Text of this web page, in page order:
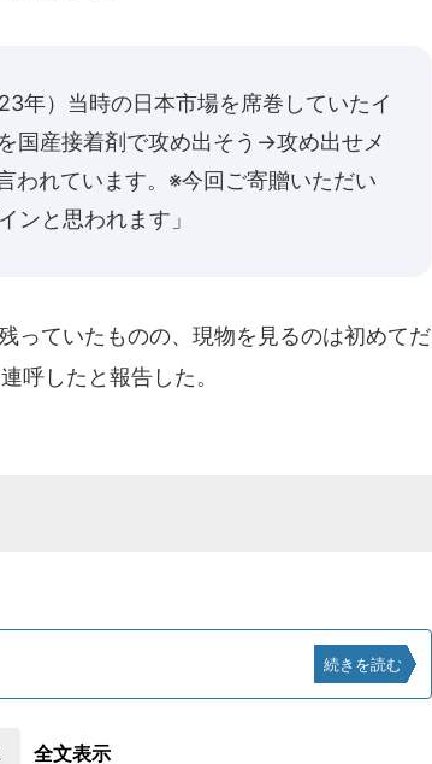
年）当時の日本市場を席巻していたイ
国産接着剤で攻め出そう→攻め出せメ
われています。※今回ご寄贈いただい
ンと思われます」
っていたものの、現物を見るのは初めてだ
呼したと報告した。
続きを読む
全文表示